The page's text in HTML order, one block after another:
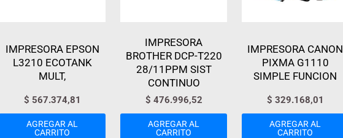
IMPRESORA EPSON
L3210 ECOTANK
MULT,
$ 567.374,81
AGREGAR AL
CARRITO
IMPRESORA
BROTHER DCP-T220
28/11PPM SIST
CONTINUO
$ 476.996,52
AGREGAR AL
CARRITO
IMPRESORA CANON
PIXMA G1110
SIMPLE FUNCION
$ 329.168,01
AGREGAR AL
CARRITO